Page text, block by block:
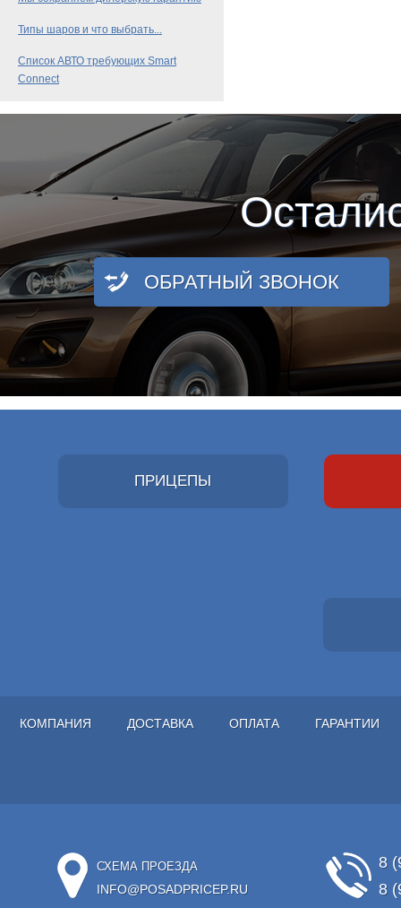
Типы шаров и что выбрать...
Список АВТО требующих Smart
Connect
ОБРАТНЫЙ ЗВОНОК
ПРИЦЕПЫ
КОМПАНИЯ ДОСТАВКА ОПЛАТА ГАРАНТИИ
СХЕМА ПРОЕЗДА
INFO@POSADPRICEP.RU
8
8